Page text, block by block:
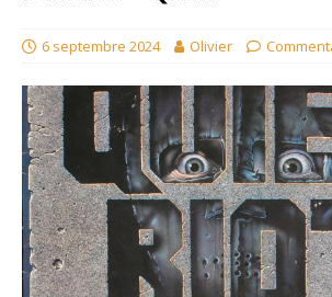
6 septembre 2024 Olivier